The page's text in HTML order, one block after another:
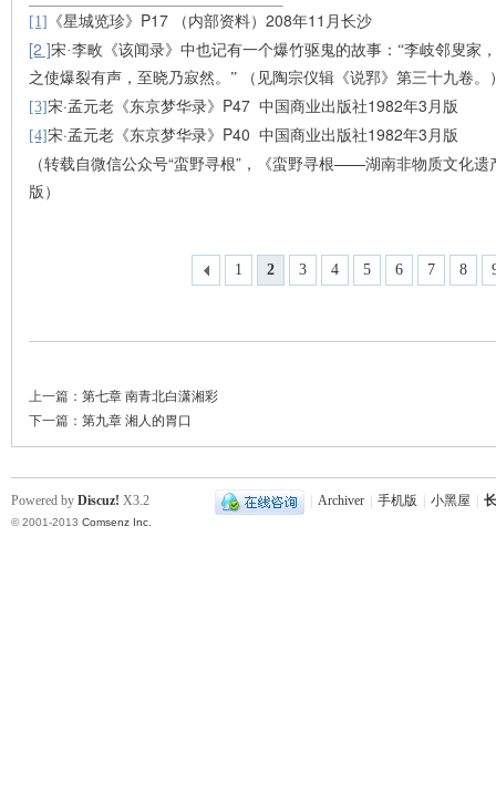
[1]
《星城览珍》P17 （内部资料）208年11月长沙
[2 ]宋·李畋《该闻录》中也记有一个爆竹驱鬼的故事：“李岐邻叟家
之使爆裂有声，至晓乃寂然。” （见陶宗仪辑 《说郛》第三十九卷。
[3]宋·孟元老《东京梦华录》P47 中国商业出版社1982年3月版
[4]宋·孟元老《东京梦华录》P40 中国商业出版社1982年3月版
（转载自微信公众号“蛮野寻根”，《蛮野寻根——湖南非物质文化
版）
1 2 3 4 5 6 7 8
上一篇： 第七章 南青北白潇湘彩
下一篇： 第九章 湘人的胃口
Archiver 手机版 小黑屋
Powered by Discuz! X3.2
© 2001-2013 Comsenz Inc.